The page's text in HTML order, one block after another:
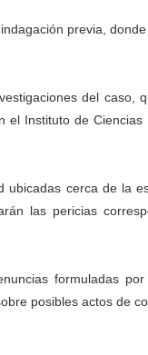
previa,
del caso,
el Instituto de
cerca de la
las pericias
formuladas
posibles actos de